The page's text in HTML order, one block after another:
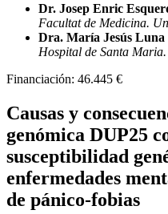
Dr. Josep Enric
Facultat de Medicina.
Dra. María Jesús
Hospital de Santa
Financiación: 46.445 €
Causas y
genómica DUP25
susceptibilidad
enfermedades
de pánico-fobias